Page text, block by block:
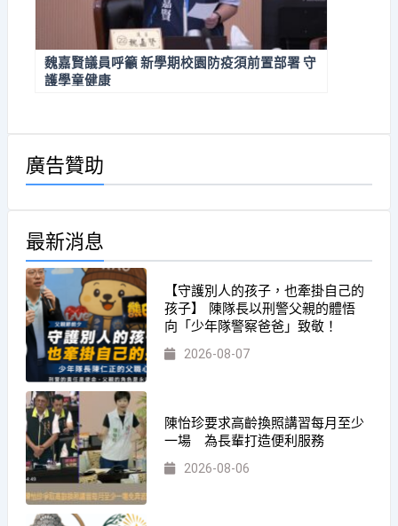
魏嘉賢議員呼籲 新學期校園防疫須前置部署 守
護學童健康
廣告贊助
最新消息
【守護別人的孩子，也牽掛自己的
孩子】 陳隊長以刑警父親的體悟
向「少年隊警察爸爸」致敬！
2026-08-07
陳怡珍要求高齡換照講習每月至少
一場 為長輩打造便利服務
2026-08-06